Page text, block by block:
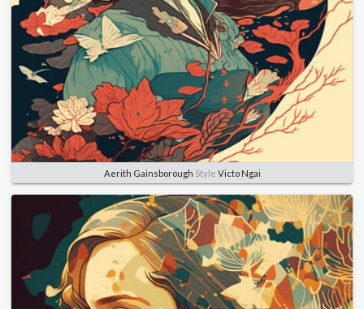
Aerith Gainsborough Style Victo Ngai